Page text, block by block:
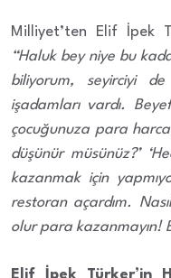
Milliyet’ten Elif İpek
“Haluk bey niye bu
biliyorum, seyirciyi
işadamları vardı.
çocuğunuza para
düşünür müsünüz?’
kazanmak için
restoran açardım.
olur para kazanmayın!
Elif İpek Türker’in